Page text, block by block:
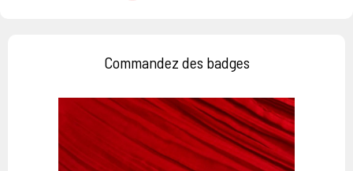
Commandez des badges